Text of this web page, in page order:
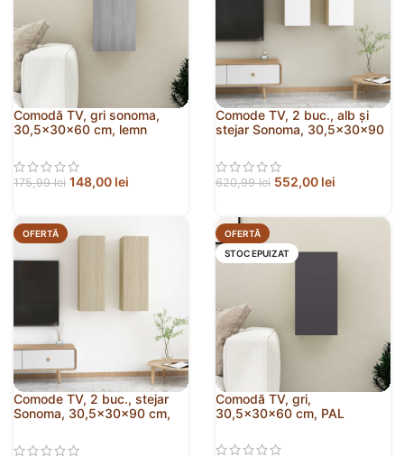
Comodă TV, gri sonoma,
30,5x30x60 cm, lemn
175,99lei 148,00 lei
Comode TV, 2 buc., alb și
stejar Sonoma, 30,5x30x90
620,99lei 552,00 lei
OFERTĂ
Comode TV, 2 buc., stejar
Sonoma, 30,5x30x90 cm,
OFERTĂ
STOC EPUIZAT
Comodă TV, gri,
30,5x30x60 cm, PAL